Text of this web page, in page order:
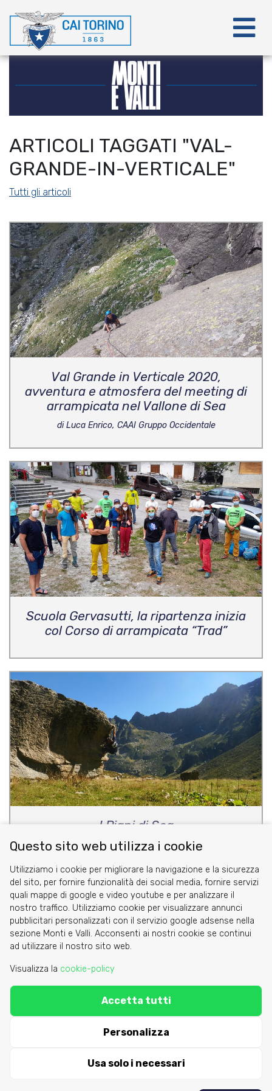
ARTICOLI TAGGATI "VAL-
GRANDE-IN-VERTICALE"
Tutti gli articoli
Val Grande in Verticale 2020,
avventura e atmosfera del meeting di
arrampicata nel Vallone di Sea
di Luca Enrico, CAAI Gruppo Occidentale
Scuola Gervasutti, la ripartenza inizia
col Corso di arrampicata “Trad”
I Piani di Sea
di Marco Blatto
Cookie
Privacy Policy
C.A.I. Sezione di Torino - via Barbaroux 1
segreteria@caitorino.it- tel:
Questo sito web utilizza i cookie
Utilizziamo i cookie per migliorare la navigazione e la sicurezza
del sito, per fornire funzionalità dei social media, fornire servizi
quali mappe di google e video youtube e per analizzare il
nostro traffico. Utilizziamo cookie per visualizzare annunci
pubblicitari personalizzati con il servizio google adsense nella
sezione Monti e Valli. Acconsenti ai nostri cookie se continui
ad utilizzare il nostro sito web.
Visualizza la cookie-policy
Usa solo i necessari
Personalizza
Accetta tutti